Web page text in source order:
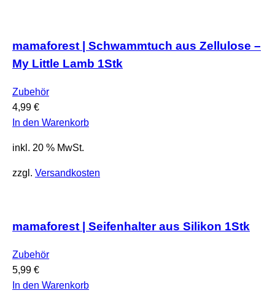
mamaforest | Schwammtuch aus Zellulose –
My Little Lamb 1Stk
Zubehör
4,99 €
In den Warenkorb
inkl. 20 % MwSt.
zzgl. Versandkosten
mamaforest | Seifenhalter aus Silikon 1Stk
Zubehör
5,99 €
In den Warenkorb